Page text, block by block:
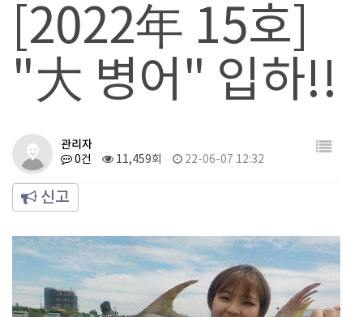
[2022年 15호]
"大 병어" 입하!!
관리자
0건 11,459회 22-06-07 12:32
신고